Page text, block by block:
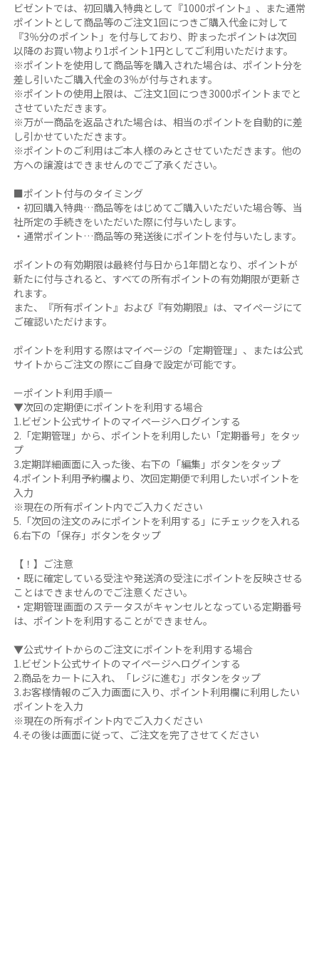
ビゼントでは、初回購入特典として『1000ポイント』、また通常
ポイントとして商品等のご注文1回につきご購入代金に対して
『3％分のポイント」を付与しており、貯まったポイントは次回
以降のお買い物より1ポイント1円としてご利用いただけます。
※ポイントを使用して商品等を購入された場合は、ポイント分を
差し引いたご購入代金の3％が付与されます。
※ポイントの使用上限は、ご注文1回につき3000ポイントまでと
させていただきます。
※万が一商品を返品された場合は、相当のポイントを自動的に差
し引かせていただきます。
※ポイントのご利用はご本人様のみとさせていただきます。他の
方への譲渡はできませんのでご了承ください。
■ポイント付与のタイミング
・初回購入特典…商品等をはじめてご購入いただいた場合等、当
社所定の手続きをいただいた際に付与いたします。
・通常ポイント…商品等の発送後にポイントを付与いたします。
ポイントの有効期限は最終付与日から1年間となり、ポイントが
新たに付与されると、すべての所有ポイントの有効期限が更新さ
れます。
また、『所有ポイント』および『有効期限』は、マイぺージにて
ご確認いただけます。
ポイントを利用する際はマイページの「定期管理」、または公式
サイトからご注文の際にご自身で設定が可能です。
ーポイント利用手順ー
▼次回の定期便にポイントを利用する場合
1.ビゼント公式サイトのマイページへログインする
2.「定期管理」から、ポイントを利用したい「定期番号」をタッ
プ
3.定期詳細画面に入った後、右下の「編集」ボタンをタップ
4.ポイント利用予約欄より、次回定期便で利用したいポイントを
入力
※現在の所有ポイント内でご入力ください
5.「次回の注文のみにポイントを利用する」にチェックを入れる
6.右下の「保存」ボタンをタップ
【！】ご注意
・既に確定している受注や発送済の受注にポイントを反映させる
ことはできませんのでご注意ください。
・定期管理画面のステータスがキャンセルとなっている定期番号
は、ポイントを利用することができません。
▼公式サイトからのご注文にポイントを利用する場合
1.ビゼント公式サイトのマイページへログインする
2.商品をカートに入れ、「レジに進む」ボタンをタップ
3.お客様情報のご入力画面に入り、ポイント利用欄に利用したい
ポイントを入力
※現在の所有ポイント内でご入力ください
4.その後は画面に従って、ご注文を完了させてください